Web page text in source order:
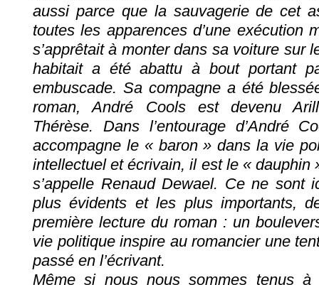
aussi parce que la sauvagerie de cet
toutes les apparences d’une exécution
s’apprêtait à monter dans sa voiture sur
habitait a été abattu à bout portant
embuscade. Sa compagne a été
roman, André Cools est devenu
Thérèse. Dans l’entourage d’André
accompagne le « baron » dans la vie
intellectuel et écrivain, il est le « dauphin
s’appelle Renaud Dewael. Ce ne sont
plus évidents et les plus importants,
première lecture du roman : un
vie politique inspire au romancier une
passé en l’écrivant.
Même si nous nous sommes tenus à